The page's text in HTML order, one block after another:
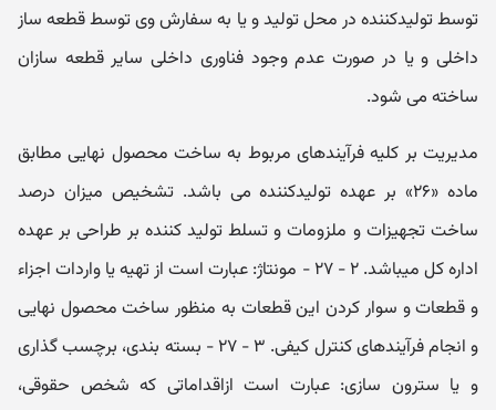
توسط تولیدکننده در محل تولید و یا به سفارش وی توسط قطعه ساز
داخلی و یا در صورت عدم وجود فناوری داخلی سایر قطعه سازان
ساخته می شود.
مدیریت بر کلیه فرآیندھای مربوط به ساخت محصول نھایی مطابق
ماده «۲۶» بر عھده تولیدکننده می باشد. تشخیص میزان درصد
ساخت تجھیزات و ملزومات و تسلط تولید کننده بر طراحی بر عھده
اداره کل میباشد. ۲ - ۲۷ - مونتاژ: عبارت است از تھیه یا واردات اجزاء
و قطعات و سوار کردن این قطعات به منظور ساخت محصول نھایی
و انجام فرآیندھای کنترل کیفی. ۳ - ۲۷ - بسته بندی، برچسب گذاری
و یا سترون سازی: عبارت است ازاقداماتی که شخص حقوقی،